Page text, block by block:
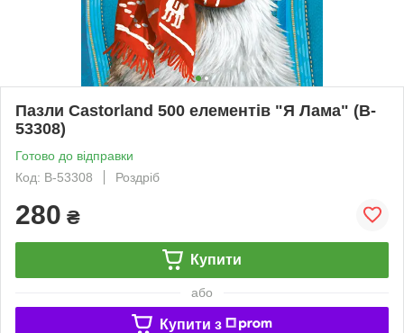
Пазли Castorland 500 елементів "Я Лама" (B-
53308)
Готово до відправки
Код: B-53308
Роздріб
280 ₴
Купити
або
Купити з